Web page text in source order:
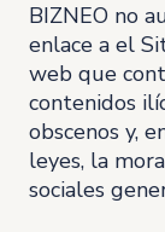
BIZNEO no
enlace a el
web que
contenidos
obscenos y,
leyes, la
sociales